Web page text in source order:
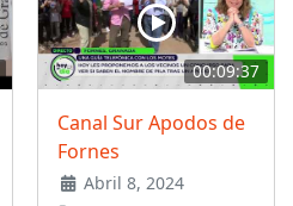
00:09:37
Canal Sur Apodos de
Fornes
Abril 8, 2024